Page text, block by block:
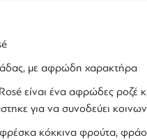
με αφρώδη χαρακτήρα
είναι ένα αφρώδες ροζέ
για να συνοδεύει
κόκκινα φρούτα,